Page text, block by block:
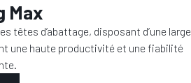
Max
têtes d’abattage, disposant d’une large
une haute productivité et une fiabilité